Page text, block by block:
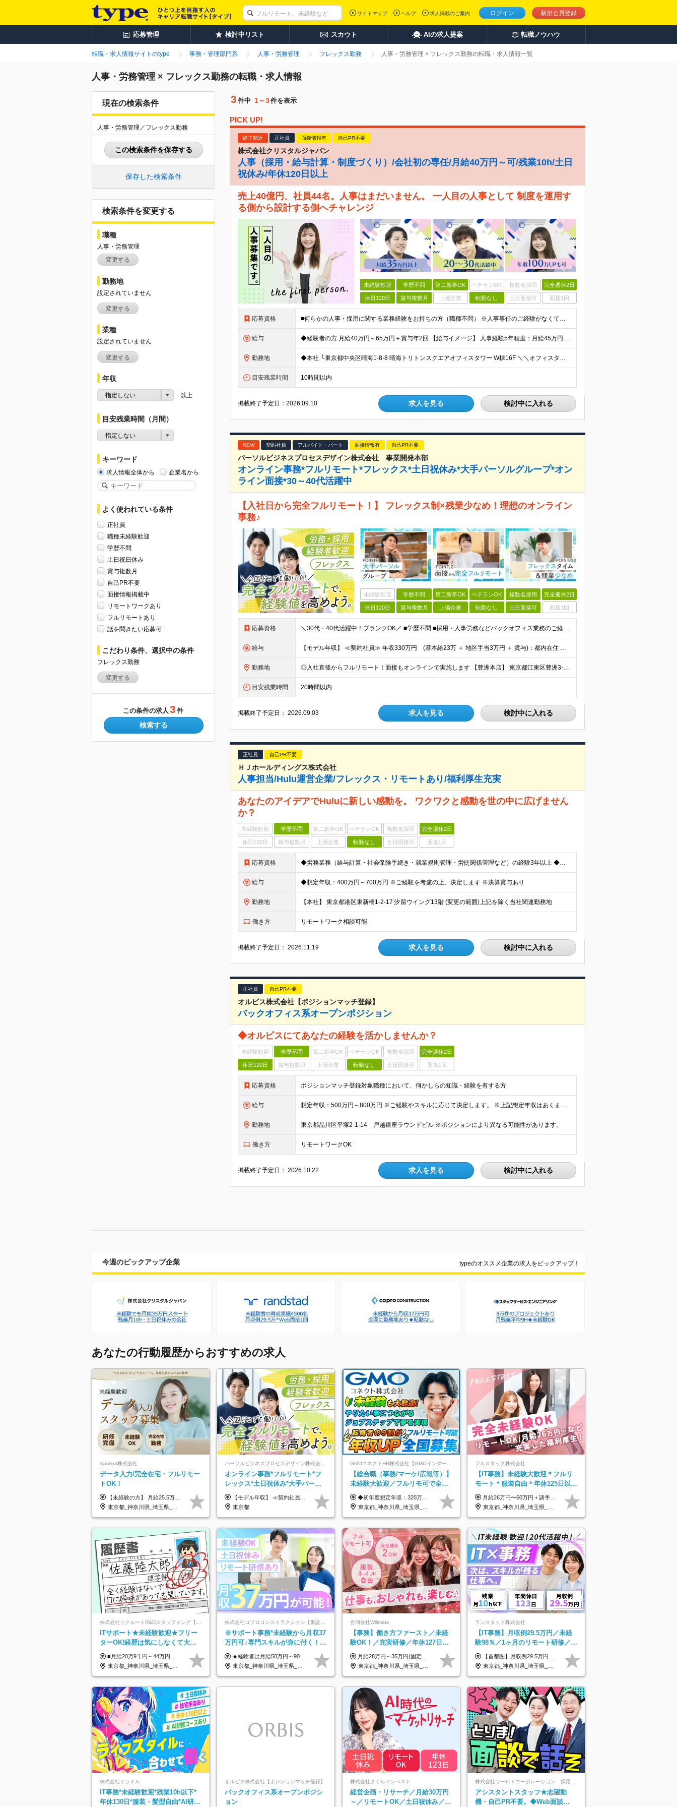
ログイン 新規会員登録
サイトマップ ヘルプ 求人掲載のご案内
応募管理 検討中リスト スカウト AIの求人提案 転職ノウハウ
転職・求人情報サイトのtype 事務・管理部門系 人事・労務管理 フレックス勤務 人事・労務管理 × フレックス勤務の転職・求人情報一覧
人事・労務管理 × フレックス勤務の転職・求人情報
現在の検索条件
人事・労務管理／フレックス勤務
この検索条件を保存する
保存した検索条件
検索条件を変更する
職種
人事・労務管理
変更する
勤務地
設定されていません
変更する
業種
設定されていません
変更する
年収
指定しない 以上
目安残業時間（月間）
指定しない
キーワード
求人情報全体から 企業名から
よく使われている条件
正社員
職種未経験歓迎
学歴不問
土日祝日休み
賞与複数月
自己PR不要
面接情報掲載中
リモートワークあり
フルリモートあり
話を聞きたい応募可
こだわり条件、選択中の条件
フレックス勤務
変更する
この条件の求人 3 件
検索する
3 件中 1～3件を表示
PICK UP!
終了間近 正社員 面接情報有 自己PR不要
株式会社クリスタルジャパン
人事（採用・給与計算・制度づくり）/会社初の専任/月給40万円～可/残業10h/土日
祝休み/年休120日以上
売上40億円、社員44名。人事はまだいません。 一人目の人事として 制度を運用す
る側から設計する側へチャレンジ
未経験歓迎 学歴不問 第二新卒OK ベテランOK 複数名採用 完全週休2日
休日120日 賞与複数月 上場企業 転勤なし 土日面接可 面接1回
応募資格 ■何らかの人事・採用に関する業務経験をお持ちの方（職種不問） ※人事専任のご経験がなくても構いません。 総務や経理と兼務などで採用や労務に携わっていたという方も歓迎します ■学歴不問 ＜こんな方
給与 ◆経験者の方 月給40万円～65万円＋賞与年2回 【給与イメージ】 人事経験5年程度：月給45万円～ ◆未経験の方 月給35万円～65万円＋賞与年2回 ※経験・スキルを考慮のうえ、優遇いたします
勤務地 ◆本社 └東京都中央区晴海1-8-8 晴海トリトンスクエアオフィスタワー W棟16F ＼＼オフィスタワー内には商業施設が多数併設／／ カフェやレストラン、コンビニやスーパー、 100円ショップなど様
目安残業時間 10時間以内
掲載終了予定日：2026.09.10 求人を見る 検討中に入れる
NEW 契約社員 アルバイト・パート 面接情報有 自己PR不要
パーソルビジネスプロセスデザイン株式会社 事業開発本部
オンライン事務*フルリモート*フレックス*土日祝休み*大手パーソルグループ*オン
ライン面接*30～40代活躍中
【入社日から完全フルリモート！】 フレックス制×残業少なめ！理想のオンライン
事務♪
未経験歓迎 学歴不問 第二新卒OK ベテランOK 複数名採用 完全週休2日
休日120日 賞与複数月 上場企業 転勤なし 土日面接可 面接1回
応募資格 ＼30代・40代活躍中！ブランクOK／ ■学歴不問 ■採用・人事労務などバックオフィス業務のご経験が1年以上ある方 ■安定した通信環境（通信速度が10Mbps以上）をお持ちの方 ＼こんな方にピッタリ
給与 【モデル年収】 ≪契約社員≫ 年収330万円 (基本給23万 ＋ 地区手当3万円 ＋ 賞与)：都内在住 年収264万円 (基本給21万 ＋ 賞与)：静岡県在住 --------------- ●月給
勤務地 ◎入社直後からフルリモート！面接もオンラインで実施します 【豊洲本店】 東京都江東区豊洲3-2-20 豊洲フロント 7F ※(変更の範囲)上記を除く当社関連勤務地
目安残業時間 20時間以内
掲載終了予定日：2026.09.03 求人を見る 検討中に入れる
正社員 自己PR不要
ＨＪホールディングス株式会社
人事担当/Hulu運営企業/フレックス・リモートあり/福利厚生充実
あなたのアイデアでHuluに新しい感動を。 ワクワクと感動を世の中に広げません
か？
未経験歓迎 学歴不問 第二新卒OK ベテランOK 複数名採用 完全週休2日
休日120日 賞与複数月 上場企業 転勤なし 土日面接可 面接1回
応募資格 ◆労務業務（給与計算・社会保険手続き・就業規則管理・労使関係管理など）の経験3年以上 ◆人事制度（等級・評価・報酬）の運用、制度改善 業務の経験3年以上 ◆事業会社での人事経験 ◆動画配信事業やエンタ
給与 ◆想定年収：400万円～700万円 ※ご経験を考慮の上、決定します ※決算賞与あり
勤務地 【本社】 東京都港区東新橋1-2-17 汐留ウイング13階 (変更の範囲)上記を除く当社関連勤務地
働き方 リモートワーク相談可能
掲載終了予定日：2026.11.19 求人を見る 検討中に入れる
正社員 自己PR不要
オルビス株式会社【ポジションマッチ登録】
バックオフィス系オープンポジション
◆オルビスにてあなたの経験を活かしませんか？
未経験歓迎 学歴不問 第二新卒OK ベテランOK 複数名採用 完全週休2日
休日120日 賞与複数月 上場企業 転勤なし 土日面接可 面接1回
応募資格 ポジションマッチ登録対象職種において、何かしらの知識・経験を有する方
給与 想定年収：500万円～800万円 ※ご経験やスキルに応じて決定します。 ※上記想定年収はあくまでも目安の金額であり、 選考を通じて上下する可能性があります。
勤務地 東京都品川区平塚2-1-14 戸越銀座ラウンドビル ※ポジションにより異なる可能性があります。
働き方 リモートワークOK
掲載終了予定日：2026.10.22 求人を見る 検討中に入れる
今週のピックアップ企業 typeのオススメ企業の求人をピックアップ！
あなたの行動履歴からおすすめの求人
Apollon株式会社
データ入力/完全在宅・フルリモー
トOK！
【未経験の方】 月給25.5万円以上＋各種手当 【事務経験3年以上の方】 月給28万円以上＋各種手当 ※経験・スキル・年齢を考慮の上、決定します ※試用期間：3ヶ月(雇用形態は正社員、給与・待遇に変更はありません) ※残業代は全額別途支給 ※昇給：年1回（査定あり） ※賞与：年3回（業績に応じて支給） ＼努力がしっかり評価される環境です！／ 「どんなスキルを身につければ昇給できるか」が明確だから、 着実に成長しながら収入アップを目指せます。
東京都_神奈川県_埼玉県_千葉県_大阪府_愛知県_北海道_青森県_岩手県_宮城県_秋田県_山形県_福島県_茨城県_栃木県_群馬県_新潟県_山梨県_長野県_富山県_石川県_福井県_静岡県_岐阜県_三重県_兵庫県_京都府_滋賀県_奈良県_和歌山県_広島県_岡山県_鳥取県_島根県_山口県_徳島県_香川県_愛媛県_高知県_福岡県_熊本県_佐賀県_長崎県_大分県_宮崎県_鹿児島県_沖縄県
オンライン事務*フルリモート*フ
レックス*土日祝休み*大手パーソ
ルグループ*オンライン面接*30～
40代活躍中
【モデル年収】 ≪契約社員≫ 年収330万円 (基本給23万 ＋ 地区手当3万円 ＋ 賞与)：都内在住 年収264万円 (基本給21万 ＋ 賞与)：静岡県在住 --------------- ●月給21万円～28万9900円＋賞与（年2回）＋各種手当 ●1年目想定給与：年収264万円～364万円 ●経験やスキルに応じて優遇します！ ※お住まいの地域により0～3万円の地区手当を支給しております ※試用期間中（3ヶ月間）の雇用形態および待遇に差異はありません ※残業代については選考時に詳細をご説明します ※通算契約期間の上限は5年となります ≪アルバイト≫ ●時給1,250円～2,300円 ●経験やスキルに応じて優遇します！ ●ご希望に応じ、扶養内での勤務も可能です！ ※試用期間中の雇用形態および待遇に差異はありません
東京都
【総合職（事務/マーケ/広報等）】
未経験大歓迎／フルリモ可で全国
募集！年収アップ多数★年休最大
130日★
◆初年度想定年収：320万円〜840万円 【関東／一都三県】月給24万円〜70万円 【関西・東海地方】月給23万円〜65万円 【その他の地方等】月給22万円〜60万円 ※ご経験・スキル・前職給与などを考慮の上決定いたします。 ◉固定残業代制（固定残業代10,000円含） 固定残業代は7時間分・時間超過分は追加支給 ≪月給例≫ ・月給54万円（29歳／入社3年目） ・月給38万円（26歳／入社2年目） ・月給28万円（24歳／入社1年目） ※試用期間は6ヶ月で、その間の雇用形態は契約社員です。そのほかの条件に変更はありません。
東京都_神奈川県_埼玉県_千葉県_大阪府_愛知県_北海道_青森県_岩手県_宮城県_秋田県_山形県_福島県_茨城県_栃木県_群馬県_新潟県_山梨県_長野県_富山県_石川県_福井県_静岡県_岐阜県_三重県_兵庫県_京都府_滋賀県_奈良県_和歌山県_広島県_岡山県_鳥取県_島根県_山口県_徳島県_香川県_愛媛県_高知県_福岡県_熊本県_佐賀県_長崎県_大分県_宮崎県_鹿児島県_沖縄県
フルスタック株式会社
【IT事務】未経験大歓迎＊フルリ
モート＊服装自由＊年休125日以上
＊残業なし＊月給26万円以上
月給26万円〜60万円＋諸手当＋インセンティブ（２種）＋賞与 ★Point 設立から9ヶ月で全社員2万円の昇給実績 ※成果はしっかりと還元いたします！ ★Point 100％年収UPでの待遇提示も可能！ ※経験者であれば、100％年収アップも実現可能です。 ※試用期間最大2ヶ月/月給22万円〜
東京都_神奈川県_埼玉県_千葉県_茨城県
ITサポート★未経験歓迎★フリー
ターOK!経歴は気にしなくて大丈
夫★超大手リクルートグループの
正社員/sg
■月給20万9千円～44万円 ※経験・能力・前給を考慮の上、決定いたします ※時間外手当100％支給 ※派遣就業先が変更となる場合には、就業規則、労使協定等に基づき賃金が変更となる可能性があります 「とにかく私生活重視」「残業があっても稼ぎたい」といった希望も配属の際に考慮します。 ＜手当＞ ■職務担当手当 ■通勤手当（上限月3万円） ■残業手当（全額支給） ■住宅手当（5割を会社負担／就業規則に定めるところによる） ■扶養手当 ■別居手当 ■資格試験受講料補助（資格ごとに社内規定により決定） ■資格取得奨励金 （資格により2万円～20万円の祝金支給） ◎一例 ・基本情報技術者（5万円） ・プロジェクトマネージャー試験（10万円） ・応用情報技術者試験（10万円） ・ITストラテジスト試験（10万円） ・エンベデッドシステムスペシャリスト試験（10万円） ・ディジタル技術検定（情報1級：10万円、制御1級：10万円、情報2級、制御2級：5万円 ・TOEIC（R）テスト（600～729点：5万円、 730～799点：10万円、800点以上：15万円） など
東京都_神奈川県_埼玉県_千葉県_大阪府_愛知県_青森県_岩手県_宮城県_秋田県_山形県_福島県_茨城県_栃木県_群馬県_山梨県_長野県_福井県_静岡県_岐阜県_三重県_兵庫県_京都府_滋賀県_奈良県_広島県_岡山県_山口県_香川県_福岡県_熊本県_佐賀県_長崎県_大分県_宮崎県_鹿児島県
※サポート事務*未経験から月収37
万円可♪専門スキルが身に付く！
Web面接＆リモート研修も充実♪/a
★経験者は月給50万円～90万円 【首都圏】 月給30万1230円〜 ⇒基本22万7000円+地域6万4230円+皆勤1万円 【群馬/栃木/茨城】 月給28万1090円〜 ⇒基本23万4000円+地域3万7090円+皆勤1万円 【大阪/京都/兵庫】 月給30万130円〜 ⇒基本23万5000円+地域5万5130円+皆勤1万円 【静岡/愛知/岐阜/三重】 月給28万5840円〜 ⇒基本23万円+地域4万5840円+皆勤1万円 【北海道】 月給25万2960円〜 ⇒基本22万4000円+地域1万8960円+皆勤1万円 【福岡/佐賀/長崎/大分/熊本】 月給25万800円〜 ⇒基本21万8000円+地域2万2800円+皆勤1万円 【宮城/山形/福島】 月給25万580円〜 ⇒基本21万8000円+地域2万2580円+皆勤1万円 【広島/岡山/山口】 月給27万1090円〜 ⇒基本23万4000円+地域2万7090円+皆勤1万円 ※残業代は1分単位で全額支給（みなし残業制度なし） ※上記給与は最低支給額です。経験・能力に応じて決定致します ※試用期間1ヶ月、最大6ヶ月まで延長する可能性あり(条件変更なし) ※今期より新賃金体系へ移行しました。詳細は面接時にご説明します
東京都_神奈川県_埼玉県_大阪府_愛知県_北海道_宮城県_広島県_福岡県
合同会社Willmate
【事務】働き方ファースト／未経
験OK！／充実研修／年休127日～
／残業なし／平均20代／リモート
OK
月給28万円～35万円(固定残業代含む)+インセンティブ＋各種手当 ※経験・能力等を考慮の上、決定します。 ※残業はほとんどありませんが、発生した場合は時間外手当を100％支給します。 【固定残業代について】 なし（残業代は、実際の労働時間に応じて別途全額支給）
東京都_神奈川県_埼玉県_千葉県_大阪府_愛知県_北海道_青森県_岩手県_宮城県_秋田県_山形県_福島県_茨城県_栃木県_群馬県_新潟県_山梨県_長野県_富山県_石川県_福井県_静岡県_岐阜県_三重県_兵庫県_京都府_滋賀県_奈良県_和歌山県_広島県_岡山県_鳥取県_島根県_山口県_徳島県_香川県_愛媛県_高知県_福岡県_熊本県_佐賀県_長崎県_大分県_宮崎県_鹿児島県_沖縄県_海外
ランスタッド株式会社
【IT事務】月収例29.5万円／未経
験98％／1ヶ月のリモート研修／既
卒・第二新卒歓迎／年間休日123
日/OW
【首都圏】月収例29.5万円（月給26万円＋諸手当） 【東海・関西】月収例28.5万円（月給25万円＋諸手当） 【九州】月収例26万円（月給23万円＋諸手当） ※経験・スキル・前職給与を踏まえ、総合的に判断して決定します。 例：首都圏 月収例31万円（月給27万円＋諸手当） ◆各種手当 ・通勤手当（上限4万円まで） ・残業代手当（1分単位で全額支給） ※固定残業代制は採用しておりません ・資格取得支援 ◆昇給：年1回 ◆補足 ・研修中1ヶ月間は、時給1670円となります。 ・試用期間6ヶ月あり。その間の待遇に変更はありません。 ※詳細は面接時にご案内します。
東京都_神奈川県_埼玉県_千葉県_大阪府_愛知県_兵庫県_京都府_福岡県
株式会社ミライル
IT事務*未経験歓迎*残業10h以下*
年休130日*服装・髪型自由*AI研修
オルビス株式会社【ポジションマッチ登録】
バックオフィス系オープンポジシ
ョン
株式会社さくらインベスト
経営企画・リサーチ／月給30万円
～／リモートOK／土日祝休み／生
アシスタントスタッフ★志望動
機・自己PR不要。◆Web面談